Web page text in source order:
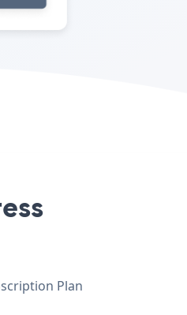
Plan